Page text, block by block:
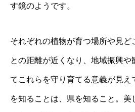
す鏡のようです。
それぞれの植物が育つ場所や見ど
との距離が近くなり、地域振興や
てこれらを守り育てる意義が見え
を知ることは、県を知ること。美